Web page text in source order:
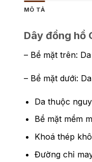
MÔ TẢ
Dây đồng hồ
– Bề mặt trên:
– Bề mặt dưới:
Da thuộc
Bề mặt mềm
Khoá thép
Đường chỉ